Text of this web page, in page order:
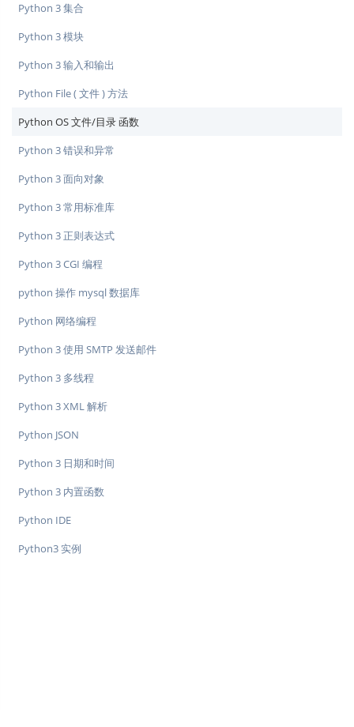
Python 3 集合
Python 3 模块
Python 3 输入和输出
Python File ( 文件 ) 方法
Python OS 文件/目录 函数
Python 3 错误和异常
Python 3 面向对象
Python 3 常用标准库
Python 3 正则表达式
Python 3 CGI 编程
python 操作 mysql 数据库
Python 网络编程
Python 3 使用 SMTP 发送邮件
Python 3 多线程
Python 3 XML 解析
Python JSON
Python 3 日期和时间
Python 3 内置函数
Python IDE
Python3 实例